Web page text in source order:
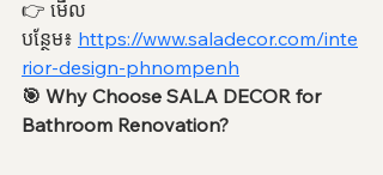
👉 មើល
បន្ថែម៖ https://www.saladecor.com/inte
rior-design-phnompenh
🎯 Why Choose SALA DECOR for
Bathroom Renovation?